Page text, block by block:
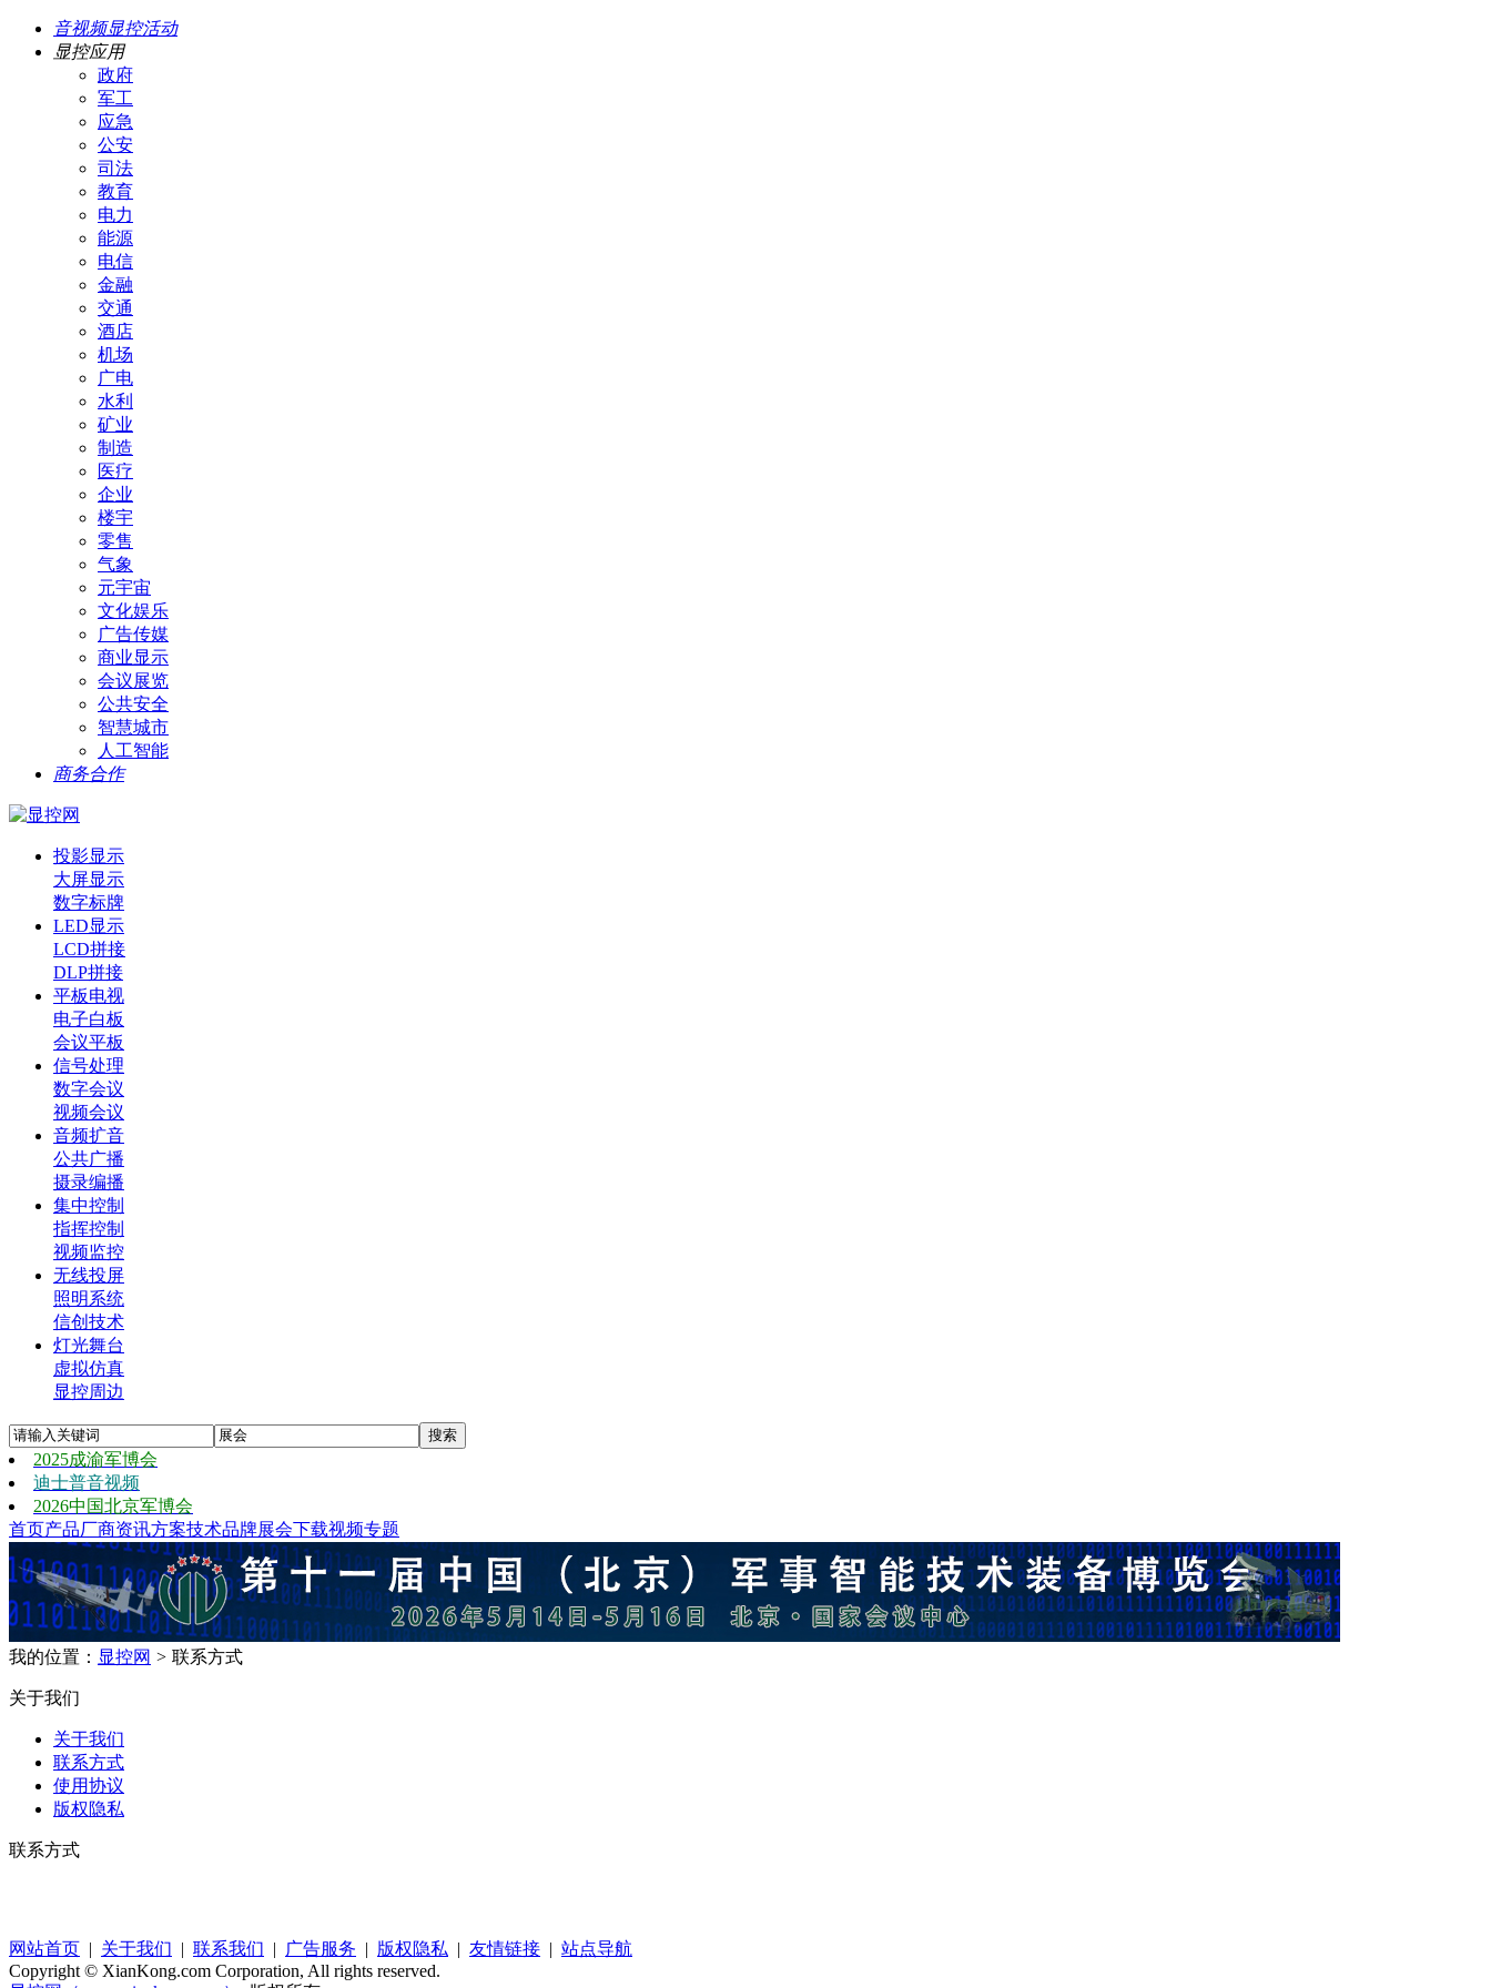
音视频显控活动
显控应用
政府
军工
应急
公安
司法
教育
电力
能源
电信
金融
交通
酒店
机场
广电
水利
矿业
制造
医疗
企业
楼宇
零售
气象
元宇宙
文化娱乐
广告传媒
商业显示
会议展览
公共安全
智慧城市
人工智能
商务合作
投影显示
大屏显示
数字标牌
LED显示
LCD拼接
DLP拼接
平板电视
电子白板
会议平板
信号处理
数字会议
视频会议
音频扩音
公共广播
摄录编播
集中控制
指挥控制
视频监控
无线投屏
照明系统
信创技术
灯光舞台
虚拟仿真
显控周边
2025成渝军博会
迪士普音视频
2026中国北京军博会
首页产品厂商资讯方案技术品牌展会下载视频专题
我的位置： 显控网 > 联系方式
关于我们
关于我们
联系方式
使用协议
版权隐私
联系方式
网站首页 | 关于我们 | 联系我们 | 广告服务 | 版权隐私 | 友情链接 | 站点导航
Copyright © XianKong.com Corporation, All rights reserved.